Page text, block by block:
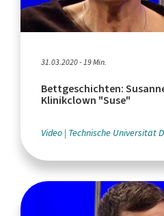
31.03.2020 - 19 Min.
Bettgeschichten:
Klinikclown "Suse"
Video Technische Universität